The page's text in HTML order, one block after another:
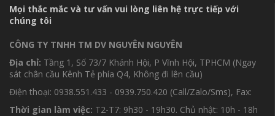
Mọi thắc mắc và tư vấn vui lòng liên hệ trực tiếp với
chúng tôi
CÔNG TY TNHH TM DV NGUYÊN NGUYÊN
Địa chỉ: Tầng 1, Số 73/7 Khánh Hội, P Vĩnh Hội, TPHCM (Ngay
sát chân cầu Kênh Tẻ phía Q4, Không đi lên cầu)
Điện thoại: 0938.551.433 - 0939.750.420 (Call/Zalo/Sms), Fax:
Thời gian làm việc: T2-T7: 9h30 - 19h30. Chủ nhật: 10h - 18h